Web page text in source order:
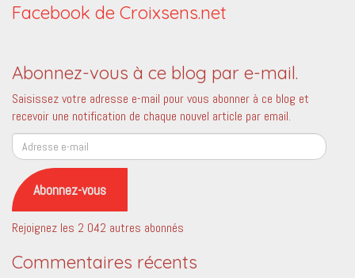
Facebook de Croixsens.net
Abonnez-vous à ce blog par e-mail.
Saisissez votre adresse e-mail pour vous abonner à ce blog et
recevoir une notification de chaque nouvel article par email.
Adresse
e-
mail
Abonnez-vous
Rejoignez les 2 042 autres abonnés
Commentaires récents